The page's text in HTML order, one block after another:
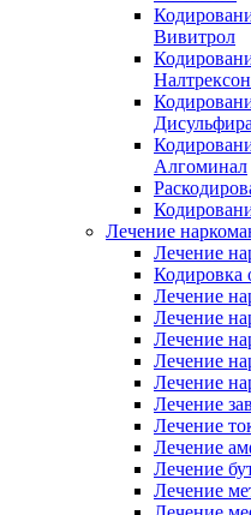
Вивитрол
Налтрексон
Алгоминал
Лечение
Лечение
Кодировка
Лечение
Лечение
Лечение
Лечение
Лечение
Лечение
Лечение
Лечение
Лечение
Лечение